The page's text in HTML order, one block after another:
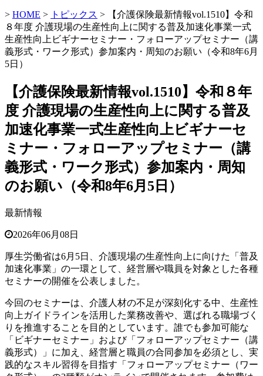
> HOME > トピックス > 【介護保険最新情報vol.1510】令和
８年度 介護現場の生産性向上に関する普及加速化事業一式
生産性向上ビギナーセミナー・フォローアップセミナー（講
義形式・ワーク形式）参加案内・周知のお願い（令和8年6月
5日）
【介護保険最新情報vol.1510】令和８年
度 介護現場の生産性向上に関する普及
加速化事業一式生産性向上ビギナーセ
ミナー・フォローアップセミナー（講
義形式・ワーク形式）参加案内・周知
のお願い（令和8年6月5日）
最新情報
2026年06月08日
厚生労働省は6月5日、介護現場の生産性向上に向けた「普及
加速化事業」の一環として、経営層や職員を対象とした各種
セミナーの開催を公表しました。
今回のセミナーは、介護人材の不足が深刻化する中、生産性
向上ガイドラインを活用した業務改善や、選ばれる職場づく
りを推進することを目的としています。誰でも参加可能な
「ビギナーセミナー」および「フォローアップセミナー（講
義形式）」に加え、経営層と職員の合同参加を必須とし、実
践的なスキル習得を目指す「フォローアップセミナー（ワー